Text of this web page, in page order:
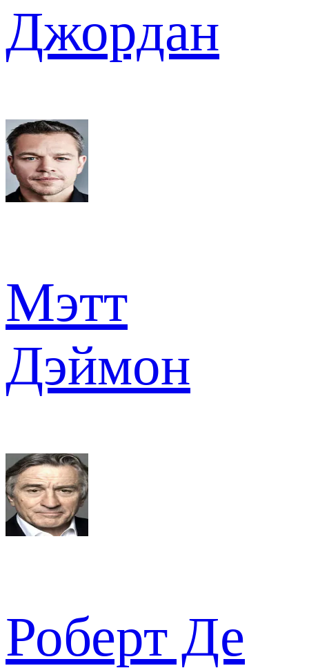
Джордан
Мэтт
Дэймон
Роберт Де